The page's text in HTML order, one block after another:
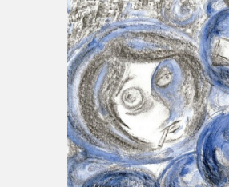
Espace enseignant·e·s
Espace pro